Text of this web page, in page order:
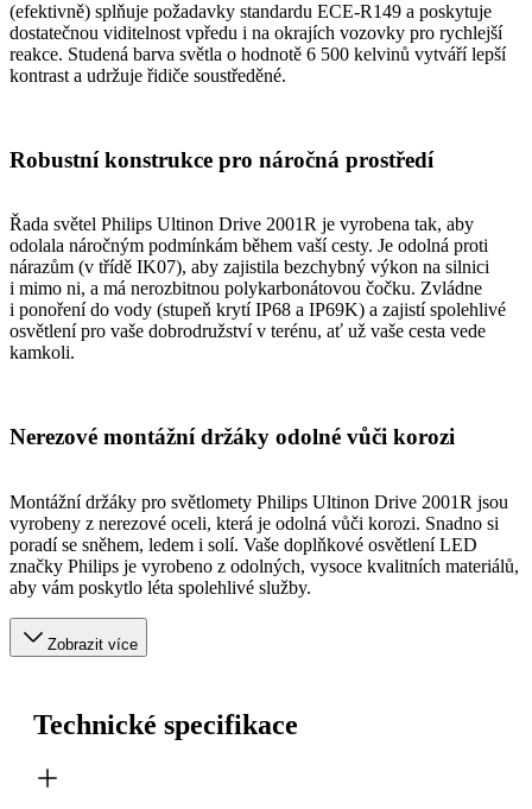
(efektivně) splňuje požadavky standardu ECE-R149 a poskytuje
dostatečnou viditelnost vpředu i na okrajích vozovky pro rychlejší
reakce. Studená barva světla o hodnotě 6 500 kelvinů vytváří lepší
kontrast a udržuje řidiče soustředěné.
Robustní konstrukce pro náročná prostředí
Řada světel Philips Ultinon Drive 2001R je vyrobena tak, aby
odolala náročným podmínkám během vaší cesty. Je odolná proti
nárazům (v třídě IK07), aby zajistila bezchybný výkon na silnici
i mimo ni, a má nerozbitnou polykarbonátovou čočku. Zvládne
i ponoření do vody (stupeň krytí IP68 a IP69K) a zajistí spolehlivé
osvětlení pro vaše dobrodružství v terénu, ať už vaše cesta vede
kamkoli.
Nerezové montážní držáky odolné vůči korozi
Montážní držáky pro světlomety Philips Ultinon Drive 2001R jsou
vyrobeny z nerezové oceli, která je odolná vůči korozi. Snadno si
poradí se sněhem, ledem i solí. Vaše doplňkové osvětlení LED
značky Philips je vyrobeno z odolných, vysoce kvalitních materiálů,
aby vám poskytlo léta spolehlivé služby.
Zobrazit více
Technické specifikace